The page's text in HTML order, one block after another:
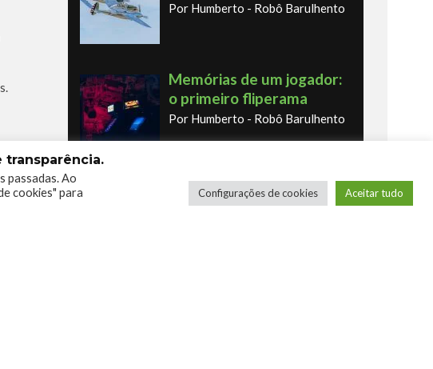
Por Humberto - Robô Barulhento
Memórias de um jogador:
o primeiro fliperama
Por Humberto - Robô Barulhento
Os novos Retrôs – Xbox
360 & Ps3
passadas. Ao
cookies" para
Configurações de cookies Aceitar tudo